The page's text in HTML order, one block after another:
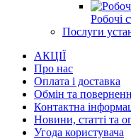
Робочі
Послуги
АКЦІЇ
Про нас
Оплата і доставка
Обмін та
Контактна
Новини, статті та
Угода користувача